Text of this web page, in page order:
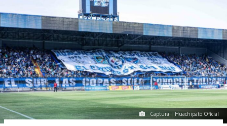
Captura | Huachipato Oficial